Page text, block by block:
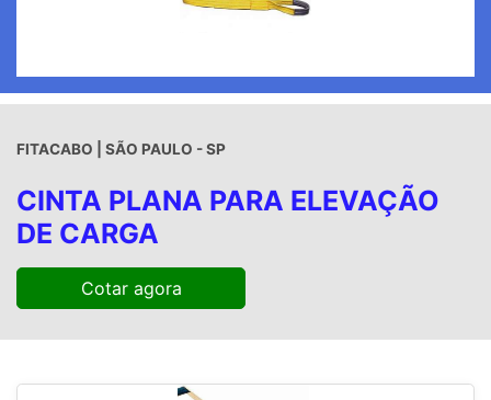
FITACABO | SÃO PAULO - SP
CINTA PLANA PARA ELEVAÇÃO
DE CARGA
Cotar agora